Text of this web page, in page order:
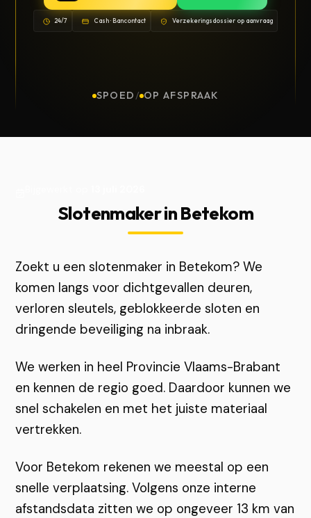
24/7 Cash · Bancontact Verzekeringsdossier op aanvraag
SPOED / OP AFSPRAAK
Slotenmaker in Betekom
Zoekt u een slotenmaker in Betekom? We
komen langs voor dichtgevallen deuren,
verloren sleutels, geblokkeerde sloten en
dringende beveiliging na inbraak.
We werken in heel Provincie Vlaams-Brabant
en kennen de regio goed. Daardoor kunnen we
snel schakelen en met het juiste materiaal
vertrekken.
Voor Betekom rekenen we meestal op een
snelle verplaatsing. Volgens onze interne
afstandsdata zitten we op ongeveer 13 km van